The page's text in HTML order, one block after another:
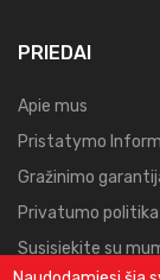
PRIEDAI
Apie mus
Pristatymo
Gražinimo
Privatumo politika
Susisiekite su